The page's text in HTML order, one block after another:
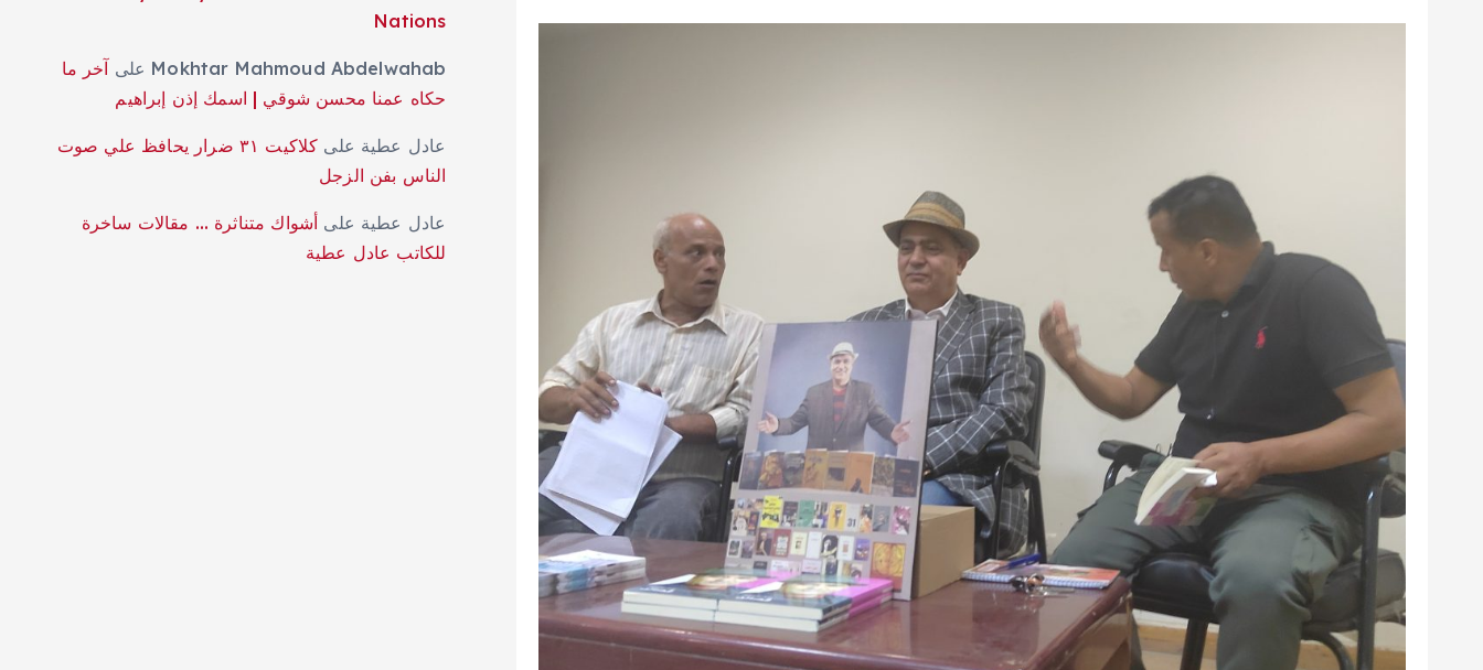
Nations
Mokhtar Mahmoud Abdelwahab على آخر ما
حكاه عمنا محسن شوقي | اسمك إذن إبراهيم
عادل عطية على
كلاكيت ٣١ ضرار يحافظ علي صوت
الناس بفن الزجل
عادل عطية على أشواك متناثرة … مقالات ساخرة
للكاتب عادل عطية